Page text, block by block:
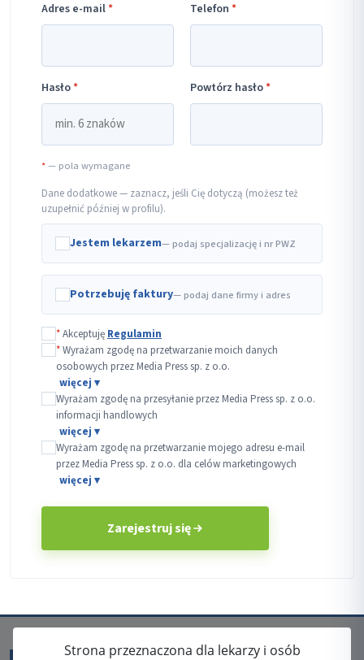
Adres e-mail* Telefon *
Hasło* Powtórz hasło*
*— pola wymagane
Dane dodatkowe — zaznacz, jeśli Cię dotyczą (możesz też
uzupełnić później w profilu).
Jestem lekarzem— podaj specjalizację i nr PWZ
Potrzebuję faktury— podaj dane firmy i adres
*Akceptuję Regulamin
*Wyrażam zgodę na przetwarzanie moich danych
osobowych przez Media Press sp. z o.o.
Wyrażam zgodę na przesyłanie przez Media Press sp. z o.o.
informacji handlowych
Wyrażam zgodę na przetwarzanie mojego adresu e-mail
przez Media Press sp. z o.o. dla celów marketingowych
Zarejestruj się
Strona przeznaczona dla lekarzy i osób